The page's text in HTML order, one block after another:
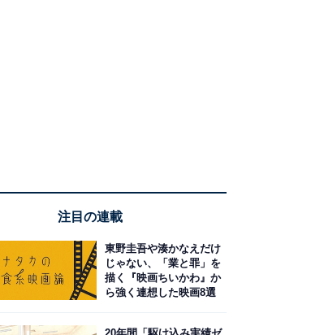
注目の連載
東野圭吾や湊かなえだけ
じゃない、「業と罪」を
描く『映画ちいかわ』か
ら強く連想した映画8選